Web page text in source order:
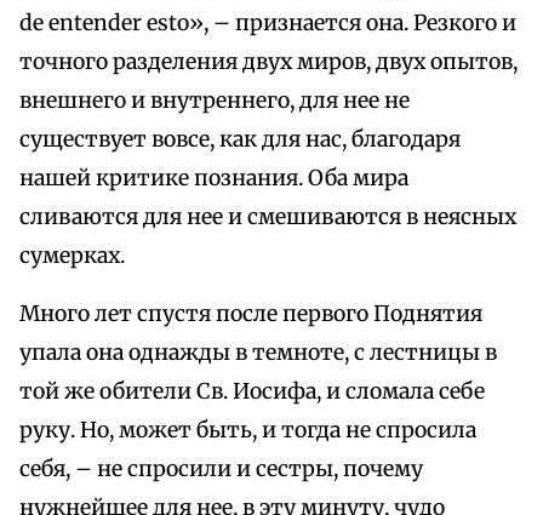
de entender esto», – признается она. Резкого и
точного разделения двух миров, двух опытов,
внешнего и внутреннего, для нее не
существует вовсе, как для нас, благодаря
нашей критике познания. Оба мира
сливаются для нее и смешиваются в неясных
сумерках.
Много лет спустя после первого Поднятия
упала она однажды в темноте, с лестницы в
той же обители Св. Иосифа, и сломала себе
руку. Но, может быть, и тогда не спросила
себя, – не спросили и сестры, почему
нужнейшее для нее, в эту минуту, чудо